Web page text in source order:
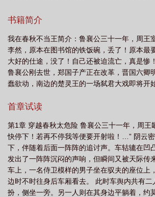
免费阅读
主 我在春秋不当王百度 我在春秋不当王好看吗
主 我在春秋当暴君txt八零 我在春秋不当王百科
阁 我在春秋不当王TXT 我在春秋当贵族 我在春
春秋刑场 我在春秋不当王笔趣阁 我在春秋当暴君
书籍简介
我在春秋不当王简介：鲁襄公三十一年，周王
李然，原本在图书馆的铁饭碗，丢了！原本最
大好的仕途，没了！自己还被迫流亡，真是惨
鲁襄公刚去世，郑国子产正在改革，晋国六卿
蠢欲动，南边的楚灵王的一场弑君大戏即将
王————————————————————本故
首章试读
第1章 穿越春秋太危险 鲁襄公三十一年，周王
快停下！若再不停我等便要开射啦！…” 阴云
下，伴随着后面一阵阵的追讨声。车轱辘在凹
发出了一阵阵沉闷的声响，但瞬间又被天际传
车上，一名侍卫模样的男子坐在驭夫的座位上
边时不时往身后车厢看去。 此时车舆内共有二
扮，侧坐一旁。另一人则在其身边平躺着，约